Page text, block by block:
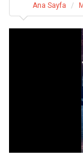
Ana Sayfa